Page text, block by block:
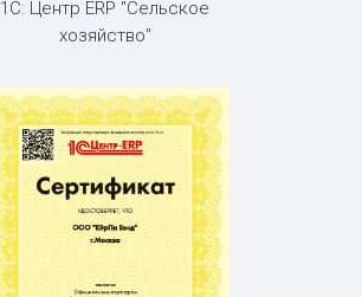
1С: Центр ERP "Сельское
хозяйство"